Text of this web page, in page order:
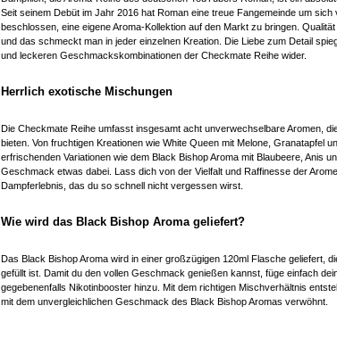
Seit seinem Debüt im Jahr 2016 hat Roman eine treue Fangemeinde um sich
beschlossen, eine eigene Aroma-Kollektion auf den Markt zu bringen.
und das schmeckt man in jeder einzelnen Kreation. Die Liebe zum Detail
und leckeren Geschmackskombinationen der Checkmate Reihe wider.
Herrlich exotische Mischungen
Die Checkmate Reihe umfasst insgesamt acht unverwechselbare Aromen,
bieten. Von fruchtigen Kreationen wie White Queen mit Melone, Granatapfel
erfrischenden Variationen wie dem Black Bishop Aroma mit Blaubeere, Anis
Geschmack etwas dabei. Lass dich von der Vielfalt und Raffinesse der
Dampferlebnis, das du so schnell nicht vergessen wirst.
Wie wird das Black Bishop Aroma geliefert?
Das Black Bishop Aroma wird in einer großzügigen 120ml Flasche geliefert,
gefüllt ist. Damit du den vollen Geschmack genießen kannst, füge einfach
gegebenenfalls Nikotinbooster hinzu. Mit dem richtigen Mischverhältnis
mit dem unvergleichlichen Geschmack des Black Bishop Aromas verwöhnt.